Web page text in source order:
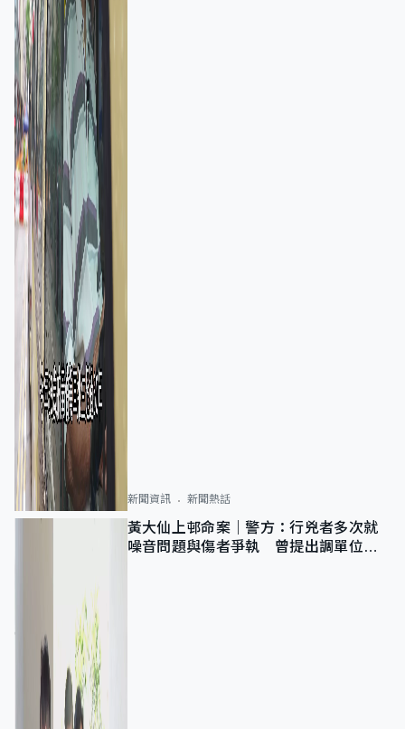
新聞資訊 新聞熱話
黃大仙上邨命案｜警方：行兇者多次就
噪音問題與傷者爭執 曾提出調單位已